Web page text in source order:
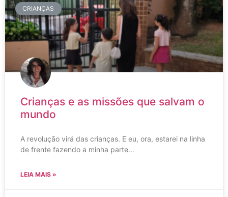
CRIANÇAS
Crianças e as missões que salvam o
mundo
A revolução virá das crianças. E eu, ora, estarei na linha
de frente fazendo a minha parte…
LEIA MAIS »